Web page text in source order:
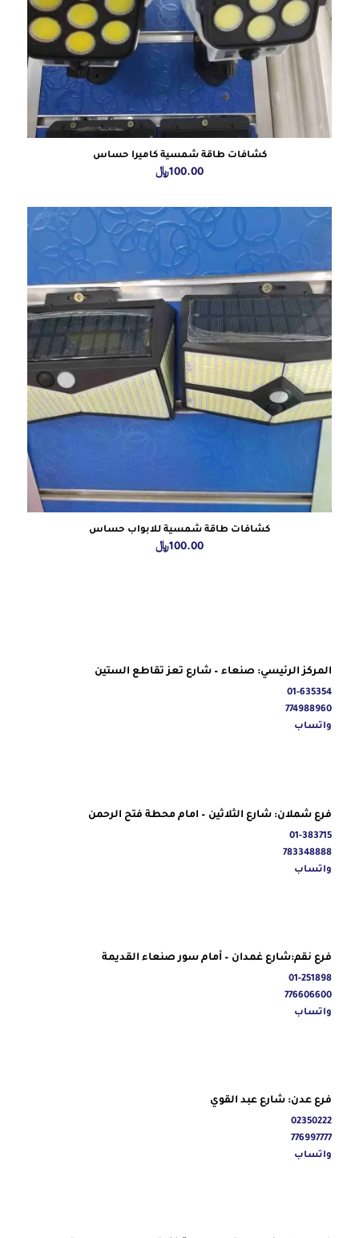
كشافات طاقة شمسية كاميرا حساس
100.00﷼
كشافات طاقة شمسية للابواب حساس
100.00﷼
المركز الرئيسي: صنعاء – شارع تعز تقاطع الستين
01-635354
774988960
واتساب
فرع شملان: شارع الثلاثين – امام محطة فتح الرحمن
01-383715
783348888
واتساب
فرع نقم:شارع غمدان – أمام سور صنعاء القديمة
01-251898
776606600
واتساب
فرع عدن: شارع عبد القوي
02350222
776997777
واتساب